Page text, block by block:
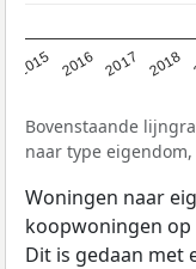
2015 2016 2017 2018
Bovenstaande
naar type
Woningen naar
koopwoningen op
Dit is gedaan met